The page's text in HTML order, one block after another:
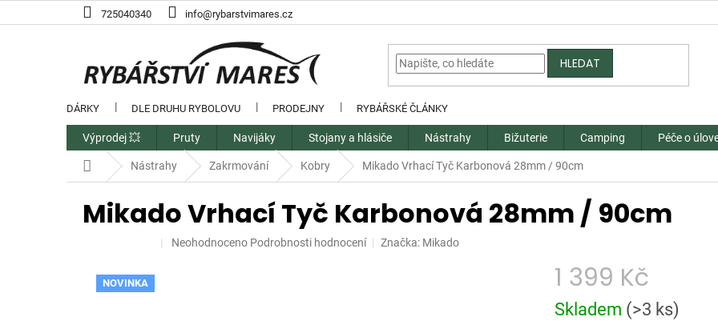
na
725040340 info@rybarstvimares.cz
DÁRKY DLE DRUHU RYBOLOVU PRODEJNY RYBÁŘSKÉ ČLÁNKY
HLEDAT
Výprodej 💥 Pruty Navijáky Stojany a hlásiče Nástrahy Bižuterie Camping Péče o
Domů Nástrahy Zakrmování Kobry Mikado Vrhací Tyč Karbonová 28mm / 90cm
Mikado Vrhací Tyč Karbonová 28mm / 90cm
NOVINKA
Průměrné
Neohodnoceno Podrobnosti hodnocení Značka: Mikado
1 399 Kč
Měrná
cena:
Skladem (>3 ks)